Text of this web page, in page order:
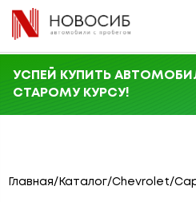
УСПЕЙ КУПИТЬ
СТАРОМУ КУРСУ!
Главная/ Каталог/Chevrolet/